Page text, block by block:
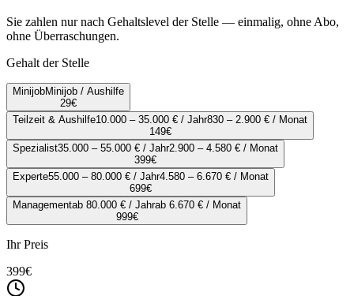
Sie zahlen nur nach Gehaltslevel der Stelle — einmalig, ohne Abo,
ohne Überraschungen.
Gehalt der Stelle
MinijobMinijob / Aushilfe
29€
Teilzeit & Aushilfe10.000 – 35.000 € / Jahr830 – 2.900 € / Monat
149€
Spezialist35.000 – 55.000 € / Jahr2.900 – 4.580 € / Monat
399€
Experte55.000 – 80.000 € / Jahr4.580 – 6.670 € / Monat
699€
Managementab 80.000 € / Jahrab 6.670 € / Monat
999€
Ihr Preis
399€